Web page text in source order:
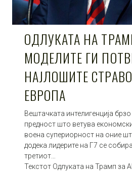
ОДЛУКАТА НА
МОДЕЛИТЕ ГИ
НАЈЛОШИТЕ
ЕВРОПА
Вештачката интелигенција
предност што ветува
воена супериорност на оние
додека лидерите на Г7 се
третиот…
Текстот Одлуката на Трамп за